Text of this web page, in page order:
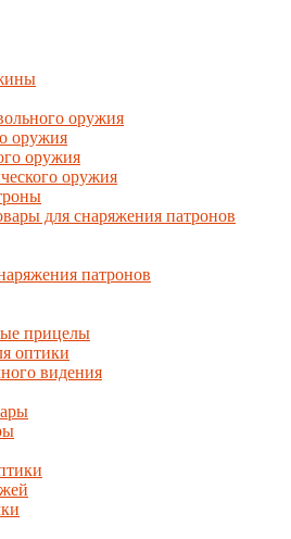
оружия
оружия
оружия
оружия
для снаряжения патронов
патронов
прицелы
оптики
видения